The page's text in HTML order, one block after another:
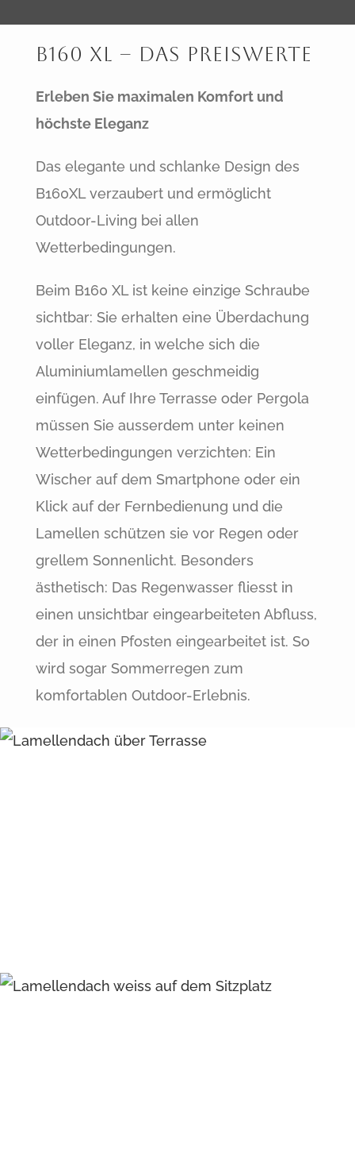
B160 XL – Das Preiswerte
Erleben Sie maximalen Komfort und
höchste Eleganz
Das elegante und schlanke Design des
B160XL verzaubert und ermöglicht
Outdoor-Living bei allen
Wetterbedingungen.
Beim B160 XL ist keine einzige Schraube
sichtbar: Sie erhalten eine Überdachung
voller Eleganz, in welche sich die
Aluminiumlamellen geschmeidig
einfügen. Auf Ihre Terrasse oder Pergola
müssen Sie ausserdem unter keinen
Wetterbedingungen verzichten: Ein
Wischer auf dem Smartphone oder ein
Klick auf der Fernbedienung und die
Lamellen schützen sie vor Regen oder
grellem Sonnenlicht. Besonders
ästhetisch: Das Regenwasser fliesst in
einen unsichtbar eingearbeiteten Abfluss,
der in einen Pfosten eingearbeitet ist. So
wird sogar Sommerregen zum
komfortablen Outdoor-Erlebnis.